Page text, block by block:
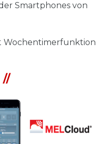
Smartphones von
Wochentimerfunktion
//